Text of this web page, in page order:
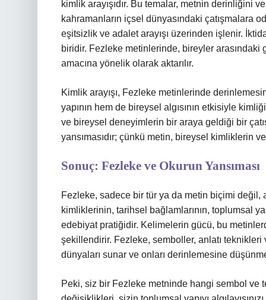
kimlik arayışıdır. Bu temalar, metnin derinliğini
kahramanların içsel dünyasındaki çatışmalara
eşitsizlik ve adalet arayışı üzerinden işlenir.
biridir. Fezleke metinlerinde, bireyler
amacına yönelik olarak aktarılır.
Kimlik arayışı, Fezleke metinlerinde
yapının hem de bireysel algısının etkisiyle
ve bireysel deneyimlerin bir araya geldiği bir
yansımasıdır; çünkü metin, bireysel kimliklerin
Sonuç: Fezleke ve Okurun Yansıması
Fezleke, sadece bir tür ya da metin biçimi
kimliklerinin, tarihsel bağlamlarının, toplumsal
edebiyat pratiğidir. Kelimelerin gücü, bu
şekillendirir. Fezleke, semboller, anlatı teknikleri
dünyaları sunar ve onları derinlemesine
Peki, siz bir Fezleke metninde hangi sembol ve